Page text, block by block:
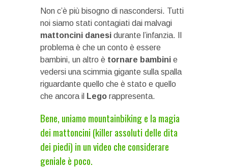
Non c’è più bisogno di nascondersi. Tutti
noi siamo stati contagiati dai malvagi
mattoncini danesi durante l’infanzia. Il
problema è che un conto è essere
bambini, un altro è tornare bambini e
vedersi una scimmia gigante sulla spalla
riguardante quello che è stato e quello
che ancora il Lego rappresenta.
Bene, uniamo mountainbiking e la magia
dei mattoncini (killer assoluti delle dita
dei piedi) in un video che considerare
geniale è poco.